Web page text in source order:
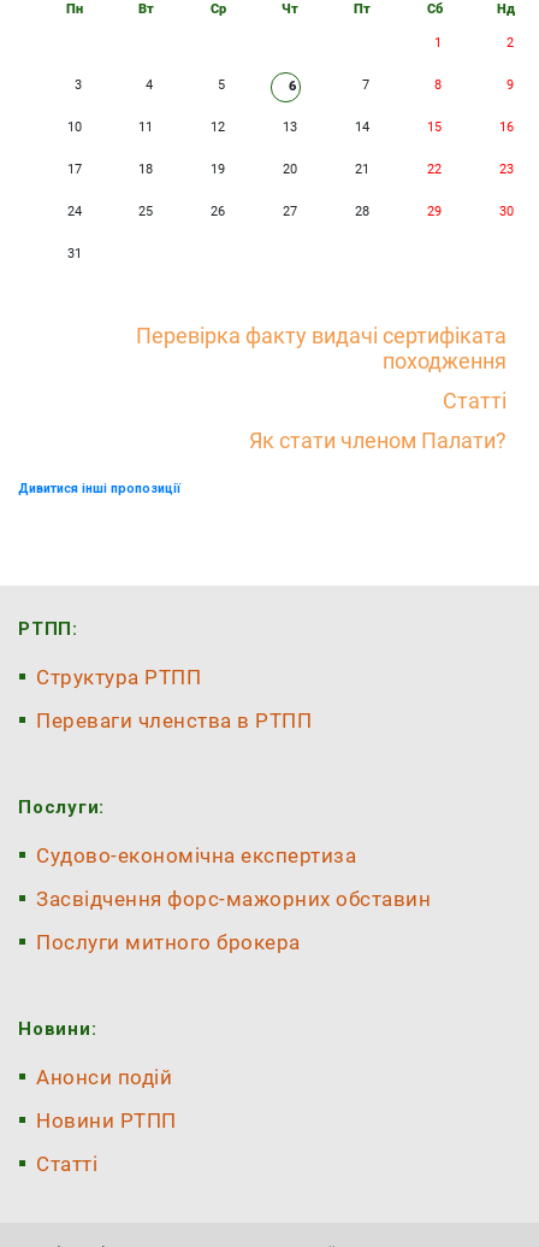
Пн Вт Ср Чт Пт Сб Нд
1 2
3 4 5 6 7 8 9
10 11 12 13 14 15 16
17 18 19 20 21 22 23
24 25 26 27 28 29 30
31
Перевірка факту видачі сертифіката
походження
Статті
Як стати членом Палати?
Дивитися інші пропозиції
РТПП:
Структура РТПП
Переваги членства в РТПП
Послуги:
Судово-економічна експертиза
Засвідчення форс-мажорних обставин
Послуги митного брокера
Новини:
Анонси подій
Новини РТПП
Статті